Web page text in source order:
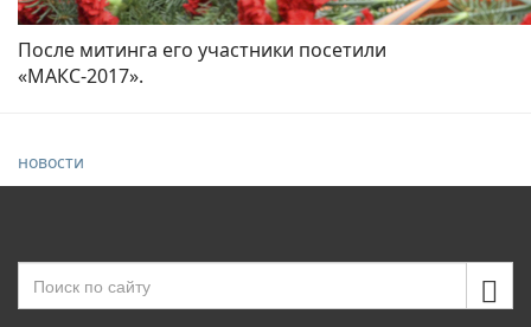
После митинга его участники посетили
«МАКС-2017».
новости